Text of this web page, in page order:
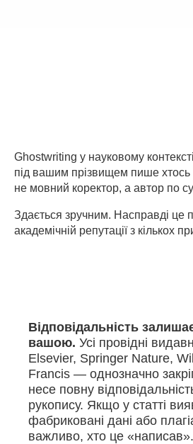
Ghostwriting у науковому
під вашим прізвищем пише
не мовний коректор, а автор по
Здається зручним. Насправді це
академічній репутації з кількох
Відповідальність
вашою. Усі провідні
Elsevier, Springer Nature,
Francis — однозначно
несе повну
рукопису. Якщо у статті
фабриковані дані або
важливо, хто це «написав».